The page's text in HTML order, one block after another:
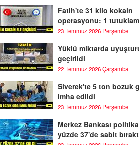
Fatih'te 31 kilo kokain
operasyonu: 1
23 Temmuz 2026 Perşembe
Yüklü miktarda
geçirildi
22 Temmuz 2026 Çarşamba
Siverek'te 5 ton bozuk
imha edildi
23 Temmuz 2026 Perşembe
Merkez Bankası
yüzde 37'de sabit